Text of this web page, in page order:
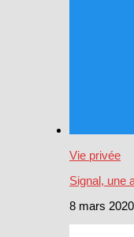
Vie privée
Signal, une
8 mars 2020